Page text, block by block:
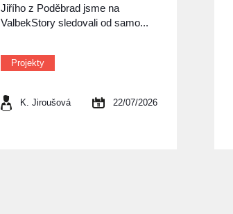
Jiřího z Poděbrad jsme na
ValbekStory sledovali od samo...
Projekty
K. Jiroušová 22/07/2026